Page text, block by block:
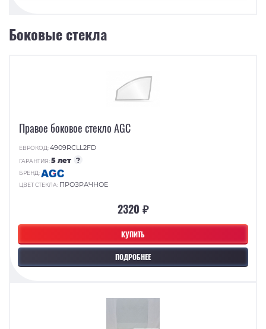
Боковые стекла
КУПИТЬ
ПОДРОБНЕЕ
Правое боковое стекло AGC
ЕВРОКОД:4909RCLL2FD
ГАРАНТИЯ:5 лет ?
БРЕНД:
ЦВЕТ СТЕКЛА: ПРОЗРАЧНОЕ
2320 ₽